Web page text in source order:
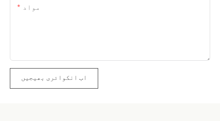
مواد
اب انکوائری بھیجیں